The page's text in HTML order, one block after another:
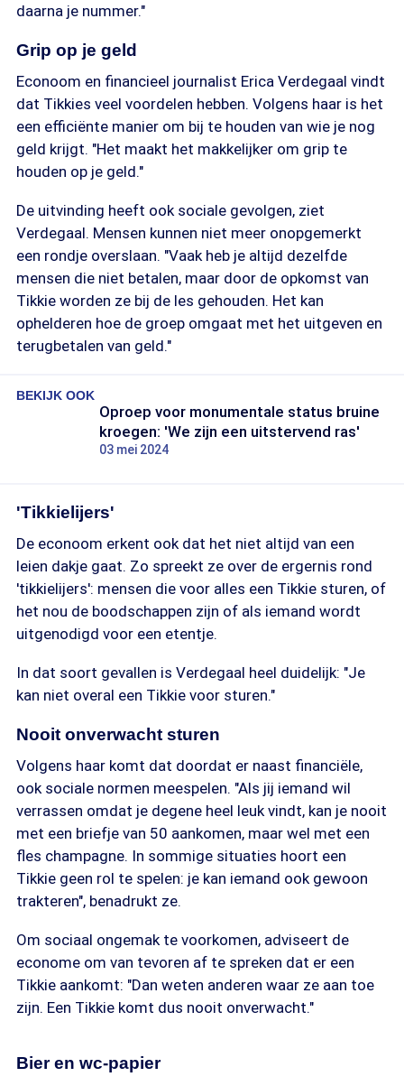
daarna je nummer."
Grip op je geld
Econoom en financieel journalist Erica Verdegaal vindt
dat Tikkies veel voordelen hebben. Volgens haar is het
een efficiënte manier om bij te houden van wie je nog
geld krijgt. "Het maakt het makkelijker om grip te
houden op je geld."
De uitvinding heeft ook sociale gevolgen, ziet
Verdegaal. Mensen kunnen niet meer onopgemerkt
een rondje overslaan. "Vaak heb je altijd dezelfde
mensen die niet betalen, maar door de opkomst van
Tikkie worden ze bij de les gehouden. Het kan
ophelderen hoe de groep omgaat met het uitgeven en
terugbetalen van geld."
BEKIJK OOK
Oproep voor monumentale status bruine
kroegen: 'We zijn een uitstervend ras'
03 mei 2024
'Tikkielijers'
De econoom erkent ook dat het niet altijd van een
leien dakje gaat. Zo spreekt ze over de ergernis rond
'tikkielijers': mensen die voor alles een Tikkie sturen, of
het nou de boodschappen zijn of als iemand wordt
uitgenodigd voor een etentje.
In dat soort gevallen is Verdegaal heel duidelijk: "Je
kan niet overal een Tikkie voor sturen."
Nooit onverwacht sturen
Volgens haar komt dat doordat er naast financiële,
ook sociale normen meespelen. "Als jij iemand wil
verrassen omdat je degene heel leuk vindt, kan je nooit
met een briefje van 50 aankomen, maar wel met een
fles champagne. In sommige situaties hoort een
Tikkie geen rol te spelen: je kan iemand ook gewoon
trakteren", benadrukt ze.
Om sociaal ongemak te voorkomen, adviseert de
econome om van tevoren af te spreken dat er een
Tikkie aankomt: "Dan weten anderen waar ze aan toe
zijn. Een Tikkie komt dus nooit onverwacht."
Bier en wc-papier